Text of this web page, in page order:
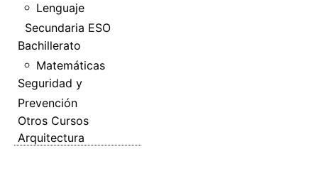
Lenguaje
Secundaria ESO
Bachillerato
Matemáticas
Seguridad y
Prevención
Otros Cursos
Arquitectura